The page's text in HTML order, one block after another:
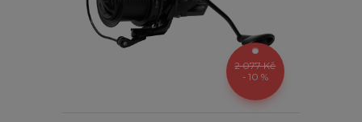
2 077 Kč
- 10 %